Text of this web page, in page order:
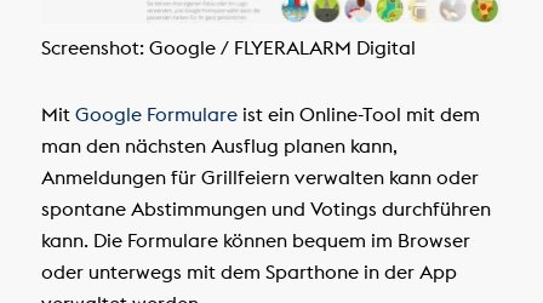
Screenshot: Google / FLYERALARM Digital
Mit Google Formulareist ein Online-Tool mit dem
man den nächsten Ausflug planen kann,
Anmeldungen für Grillfeiern verwalten kann oder
spontane Abstimmungen und Votings durchführen
kann. Die Formulare können bequem im Browser
oder unterwegs mit dem Sparthone in der App